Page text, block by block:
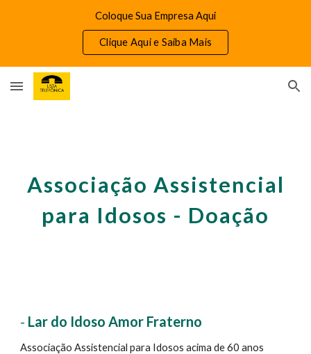
Coloque Sua Empresa Aqui
Clique Aqui e Saiba Mais
Associação Assistencial
para Idosos - Doação
- Lar do Idoso Amor Fraterno
Associação Assistencial para Idosos acima de 60 anos